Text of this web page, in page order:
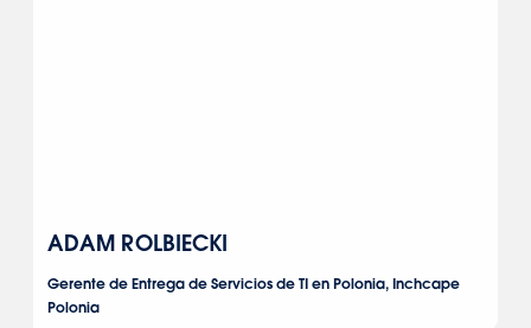
ADAM ROLBIECKI
Gerente de Entrega de Servicios de TI en Polonia, Inchcape
Polonia